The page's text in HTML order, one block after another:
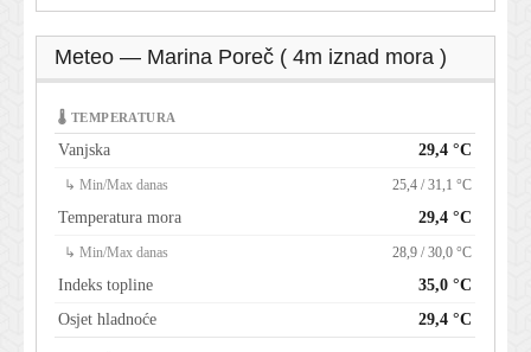
Meteo — Marina Poreč ( 4m iznad mora )
🌡 TEMPERATURA
Vanjska 29,4 °C
↳ Min/Max danas 25,4 / 31,1 °C
Temperatura mora 29,4 °C
↳ Min/Max danas 28,9 / 30,0 °C
Indeks topline
35,0 °C
Osjet hladnoće
29,4 °C